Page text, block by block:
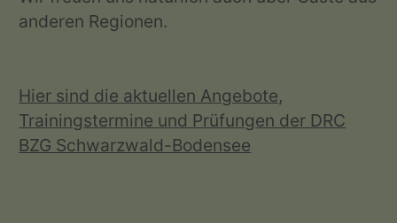
anderen Regionen.
Hier sind die aktuellen Angebote,
Trainingstermine und Prüfungen der DRC
BZG Schwarzwald-Bodensee